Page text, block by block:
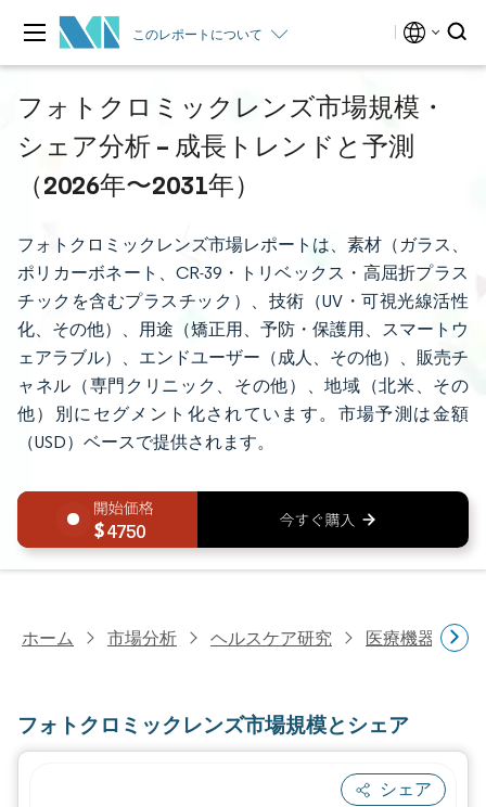
このレポートについて
フォトクロミックレンズ市場規模・
シェア分析 – 成長トレンドと予測
（2026年〜2031年）
フォトクロミックレンズ市場レポートは、素材（ガラス、
ポリカーボネート、CR-39・トリベックス・高屈折プラス
チックを含むプラスチック）、技術（UV・可視光線活性
化、その他）、用途（矯正用、予防・保護用、スマートウ
ェアラブル）、エンドユーザー（成人、その他）、販売チ
ャネル（専門クリニック、その他）、地域（北米、その
他）別にセグメント化されています。市場予測は金額
（USD）ベースで提供されます。
4750
ホーム 市場分析 ヘルスケア研究 医療機器研究
フォトクロミックレンズ市場規模とシェア
シェア